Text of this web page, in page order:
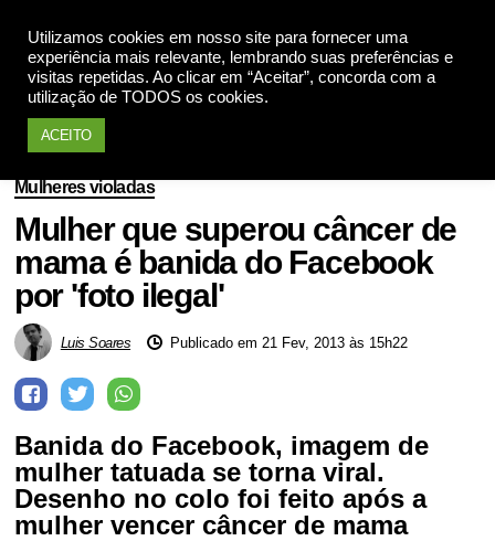
Utilizamos cookies em nosso site para fornecer uma
experiência mais relevante, lembrando suas preferências e
visitas repetidas. Ao clicar em “Aceitar”, concorda com a
utilização de TODOS os cookies.
ACEITO
Mulheres violadas
Mulher que superou câncer de
mama é banida do Facebook
por 'foto ilegal'
Luis Soares Publicado em 21 Fev, 2013 às 15h22
Banida do Facebook, imagem de
mulher tatuada se torna viral.
Desenho no colo foi feito após a
mulher vencer câncer de mama